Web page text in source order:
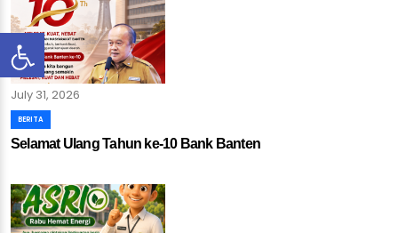
July 31, 2026
BERITA
Selamat Ulang Tahun ke-10 Bank Banten